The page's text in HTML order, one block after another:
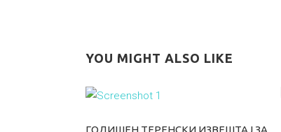
YOU MIGHT ALSO LIKE
ГОДИШЕН ТЕРЕНСКИ ИЗВЕШТАЈ ЗА